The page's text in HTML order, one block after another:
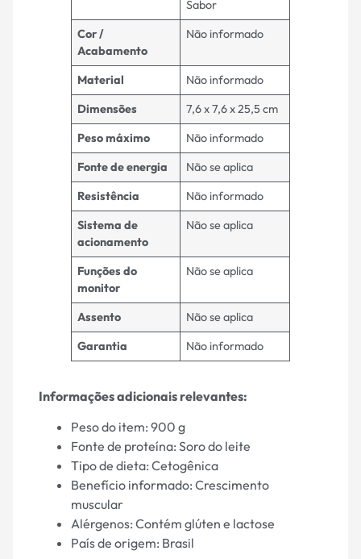
Sabor
Cor /
Acabamento
Não informado
Material
Não informado
Dimensões
7,6 x 7,6 x 25,5 cm
Peso máximo
Não informado
Fonte de energia
Não se aplica
Resistência
Não informado
Sistema de
acionamento
Não se aplica
Funções do
monitor
Não se aplica
Assento
Não se aplica
Garantia
Não informado
Informações adicionais relevantes:
Peso do item: 900 g
Fonte de proteína: Soro do leite
Tipo de dieta: Cetogênica
Benefício informado: Crescimento
muscular
Alérgenos: Contém glúten e lactose
País de origem: Brasil